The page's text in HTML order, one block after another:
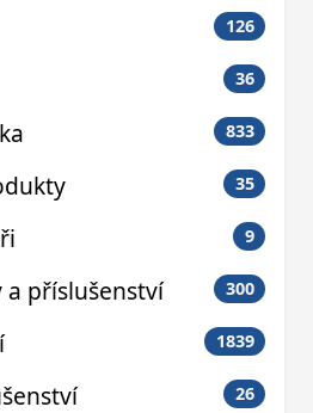
126
36
833
35
9
příslušenství 300
1839
26